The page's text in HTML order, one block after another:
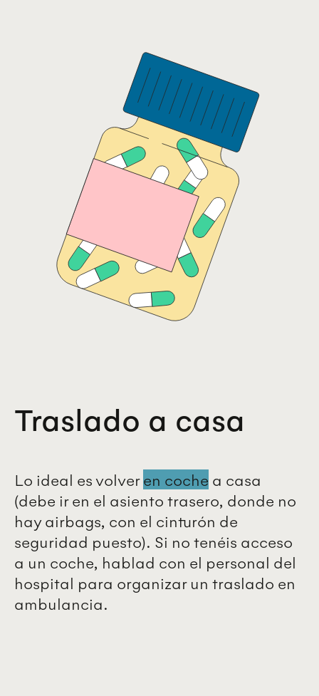
Traslado a casa
Lo ideal es volveren coche a casa
(debe ir en el asiento trasero, donde no
hay airbags, con el cinturón de
seguridad puesto). Si no tenéis acceso
a un coche, hablad con el personal del
hospital para organizar un traslado en
ambulancia.